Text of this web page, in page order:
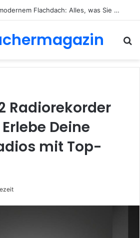
Gartenhäuser mit modernem Flachdach: Alles, was Sie 2026 wissen müssen
Radiorekorder
Deine
mit Top-